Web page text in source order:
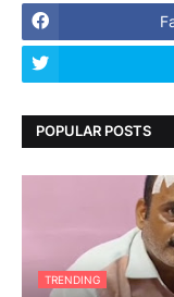
POPULAR POSTS
TRENDING